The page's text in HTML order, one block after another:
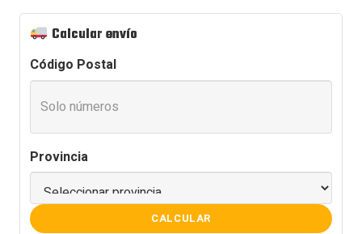
2000RPM
cantidadCalcular envío
Código Postal
Provincia
CALCULAR